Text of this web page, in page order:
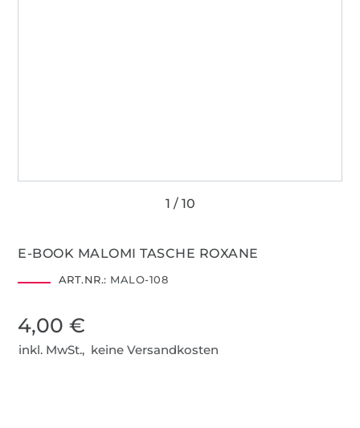
E-BOOK MALOMI TASCHE ROXANE
ART.NR.: MALO-108
4,00 €
inkl. MwSt., keine Versandkosten